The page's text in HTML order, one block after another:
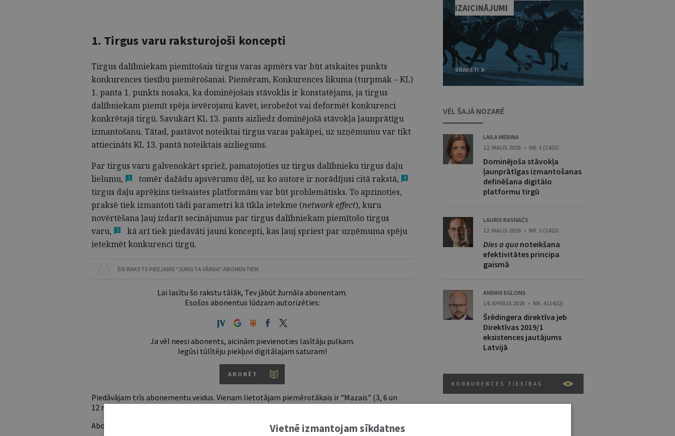
1. Tirgus varu raksturojoši koncepti
Tirgus dalībniekam piemītošais tirgus varas apmērs var būt atskaites punkts
konkurences tiesību piemērošanai. Piemēram, Konkurences likuma (turpmāk – KL)
1. panta 1. punkts nosaka, ka dominējošais stāvoklis ir konstatējams, ja tirgus
dalībniekam piemīt spēja ievērojami kavēt, ierobežot vai deformēt konkurenci
konkrētajā tirgū. Savukārt KL 13. pants aizliedz dominējošā stāvokļa ļaunprātīgu
izmantošanu. Tātad, pastāvot noteiktai tirgus varas pakāpei, uz uzņēmumu var tikt
attiecināts KL 13. pantā noteiktais aizliegums.
Par tirgus varu galvenokārt spriež, pamatojoties uz tirgus dalībnieku tirgus daļu
lielumu,
3 tomēr dažādu apsvērumu dēļ, uz ko autore ir norādījusi citārakstā, 4
tirgus daļu aprēķins tiešsaistes platformām var būt problemātisks. To apzinoties,
praksē tiek izmantoti tādi parametri kā tīkla ietekme (network effect), kuru
novērtēšana ļauj izdarīt secinājumus par tirgus dalībniekam piemītošo tirgus
varu,
5
kā arī tiek piedāvāti jauni koncepti, kas ļauj spriest par uzņēmuma spēju
ietekmēt konkurenci tirgū.
ŠIS RAKSTS PIEEJAMS “JURISTA VĀRDA” ABONENTIEM
Lai lasītu šo rakstu tālāk, Tev jābūt žurnāla abonentam.
Esošos abonentus lūdzam autorizēties:
Ja vēl neesi abonents, aicinām pievienoties lasītāju pulkam.
Iegūsi tūlītēju piekļuvi digitālajam saturam!
ABONĒT
Piedāvājam trīs abonementu veidus. Vienam lietotājam piemērotākais ir "Mazais" (3, 6 un
12 mēnešiem).
Abonentu ieguvumi:
IZAICINĀJUMI
9 RAKSTI
VĒL ŠAJĀ NOZARĒ
LAILA MEDINA
12. MAIJS 2026 • NR. 5 (1423)
Dominējoša stāvokļa
ļaunprātīgas izmantošanas
definēšana digitālo
platformu tirgū
LAURIS RASNAČS
12. MAIJS 2026 • NR. 5 (1423)
Dies a quo noteikšana
efektivitātes principa
gaismā
ANDRIS EGLONS
14. APRĪLIS 2026 • NR. 4 (1422)
Šrēdingera direktīva jeb
Direktīvas 2019/1
eksistences jautājums
Latvijā
KONKURENCES TIESĪBAS
Vietnē izmantojam sīkdatnes